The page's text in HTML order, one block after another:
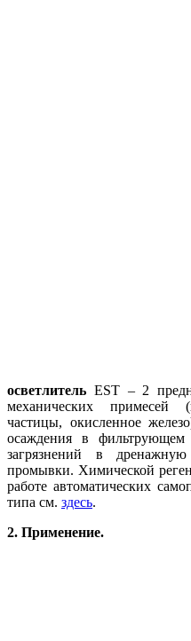
осветлитель EST – 2
механических примесей
частицы, окисленное
осаждения в
загрязнений в
промывки. Химической
работе автоматических
типа см. здесь.
2. Применение.